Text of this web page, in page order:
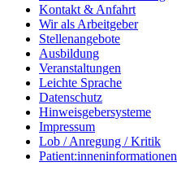
Kontakt & Anfahrt
Wir als Arbeitgeber
Stellenangebote
Ausbildung
Veranstaltungen
Leichte Sprache
Datenschutz
Hinweisgebersysteme
Impressum
Lob / Anregung / Kritik
Patient:inneninformationen